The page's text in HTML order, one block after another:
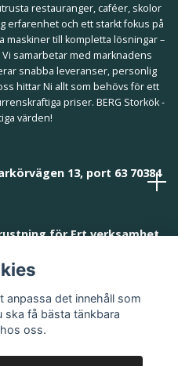
restauranger, caféer, skolor
erfarenhet och ett starkt fokus på
maskiner till kompletta lösningar –
samarbetar med marknadens
snabba leveranser, personlig
hittar Ni allt som behövs för ett
priser. BERG Storkök -
värden!
13, port 63 70384
för Ert verksamhet
anpassa det innehåll som
få bästa tänkbara
oss.